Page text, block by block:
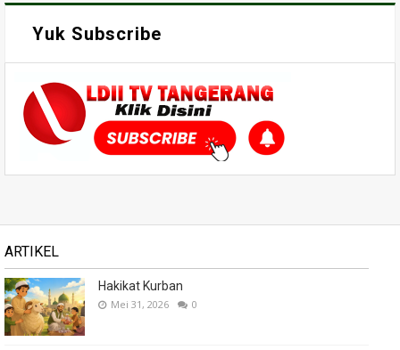
Yuk Subscribe
ARTIKEL
Hakikat Kurban
Mei 31, 2026 0